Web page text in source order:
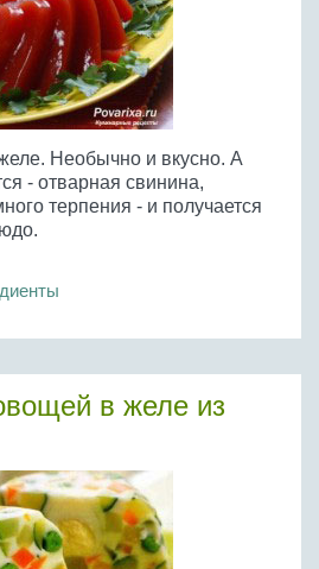
Необычно и вкусно. А
- отварная свинина,
терпения - и получается
в желе из